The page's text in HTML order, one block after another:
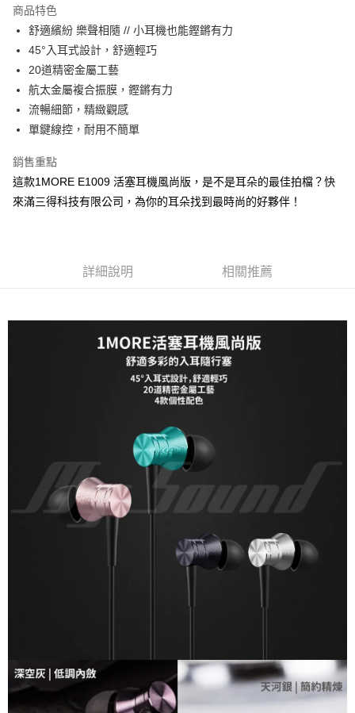
商品特色
舒適繽紛 樂聲相隨 // 小耳機也能鏗鏘有力
45°入耳式設計，舒適輕巧
20道精密金屬工藝
航太金屬複合振膜，鏗鏘有力
流暢細節，精緻觀感
單鍵線控，耐用不簡單
銷售重點
這款1MORE E1009 活塞耳機風尚版，是不是耳朵的最佳拍檔？快
來滿三得科技有限公司，為你的耳朵找到最時尚的好夥伴！
詳細說明 相關推薦